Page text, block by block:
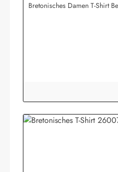
Bretonisches Damen T-Shirt